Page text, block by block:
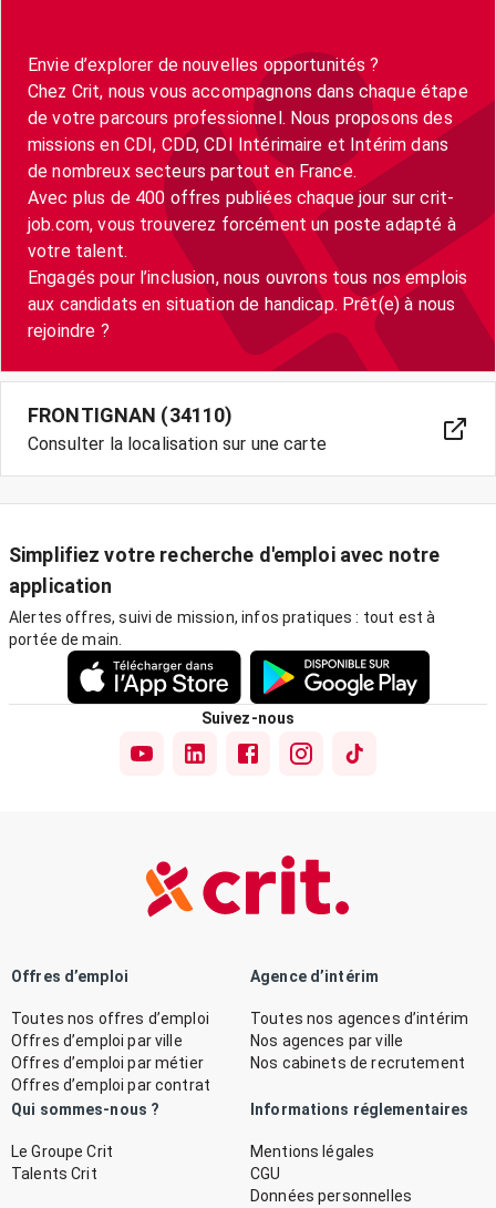
Envie d’explorer de nouvelles opportunités ?
Chez Crit, nous vous accompagnons dans chaque étape
de votre parcours professionnel. Nous proposons des
missions en CDI, CDD, CDI Intérimaire et Intérim dans
de nombreux secteurs partout en France.
Avec plus de 400 offres publiées chaque jour sur crit-
job.com, vous trouverez forcément un poste adapté à
votre talent.
Engagés pour l’inclusion, nous ouvrons tous nos emplois
aux candidats en situation de handicap. Prêt(e) à nous
FRONTIGNAN (34110)
Consulter la localisation sur une carte
Simplifiez votre recherche d'emploi avec notre
application
Alertes offres, suivi de mission, infos pratiques : tout est à
portée de main.
Suivez-nous
Offres d’emploi
Toutes nos offres d’emploi
Offres d’emploi par ville
Offres d’emploi par métier
Offres d’emploi par contrat
Agence d’intérim
Toutes nos agences d’intérim
Nos agences par ville
Nos cabinets de recrutement
Qui sommes-nous ?
Le Groupe Crit
Talents Crit
Informations réglementaires
Mentions légales
CGU
Données personnelles